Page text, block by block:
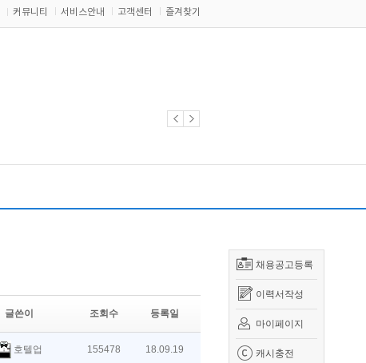
커뮤니티 서비스안내 고객센터 즐겨찾기
채용공고등록
이력서작성
마이페이지
캐시충전
글쓴이 조회수 등록일
호텔업 155478 18.09.19